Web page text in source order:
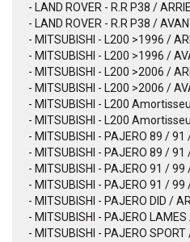
- LAND ROVER - R.R P38 /
- LAND ROVER - R.R P38 /
- MITSUBISHI - L200 >1996 /
- MITSUBISHI - L200 >1996 /
- MITSUBISHI - L200 >2006 /
- MITSUBISHI - L200 >2006 /
- MITSUBISHI - L200
- MITSUBISHI - L200
- MITSUBISHI - PAJERO 89 /
- MITSUBISHI - PAJERO 89 /
- MITSUBISHI - PAJERO 91 /
- MITSUBISHI - PAJERO 91 /
- MITSUBISHI - PAJERO DID /
- MITSUBISHI - PAJERO
- MITSUBISHI - PAJERO